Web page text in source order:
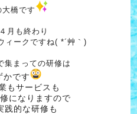
橋です
月も終わり
ィークですね( *´艸｀)
集まっての研修は
かです
もサービスも
になりますので
践的な研修も